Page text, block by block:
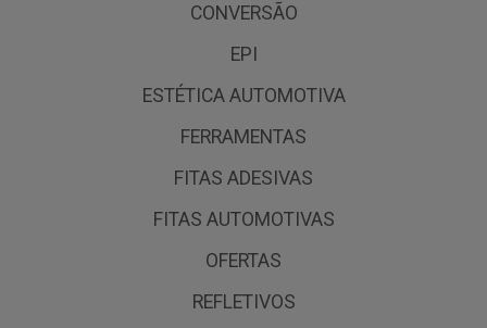
CONVERSÃO
EPI
ESTÉTICA AUTOMOTIVA
FERRAMENTAS
FITAS ADESIVAS
FITAS AUTOMOTIVAS
OFERTAS
REFLETIVOS